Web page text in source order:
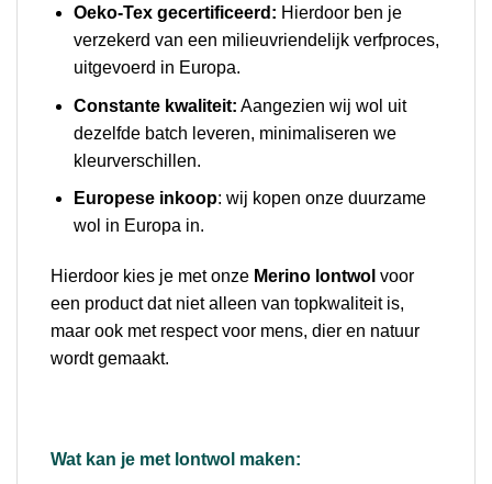
Oeko-Tex gecertificeerd: Hierdoor ben je
verzekerd van een milieuvriendelijk verfproces,
uitgevoerd in Europa.
Constante kwaliteit: Aangezien wij wol uit
dezelfde batch leveren, minimaliseren we
kleurverschillen.
Europese inkoop: wij kopen onze duurzame
wol in Europa in.
Hierdoor kies je met onze Merino lontwol voor
een product dat niet alleen van topkwaliteit is,
maar ook met respect voor mens, dier en natuur
wordt gemaakt.
Wat kan je met lontwol maken: